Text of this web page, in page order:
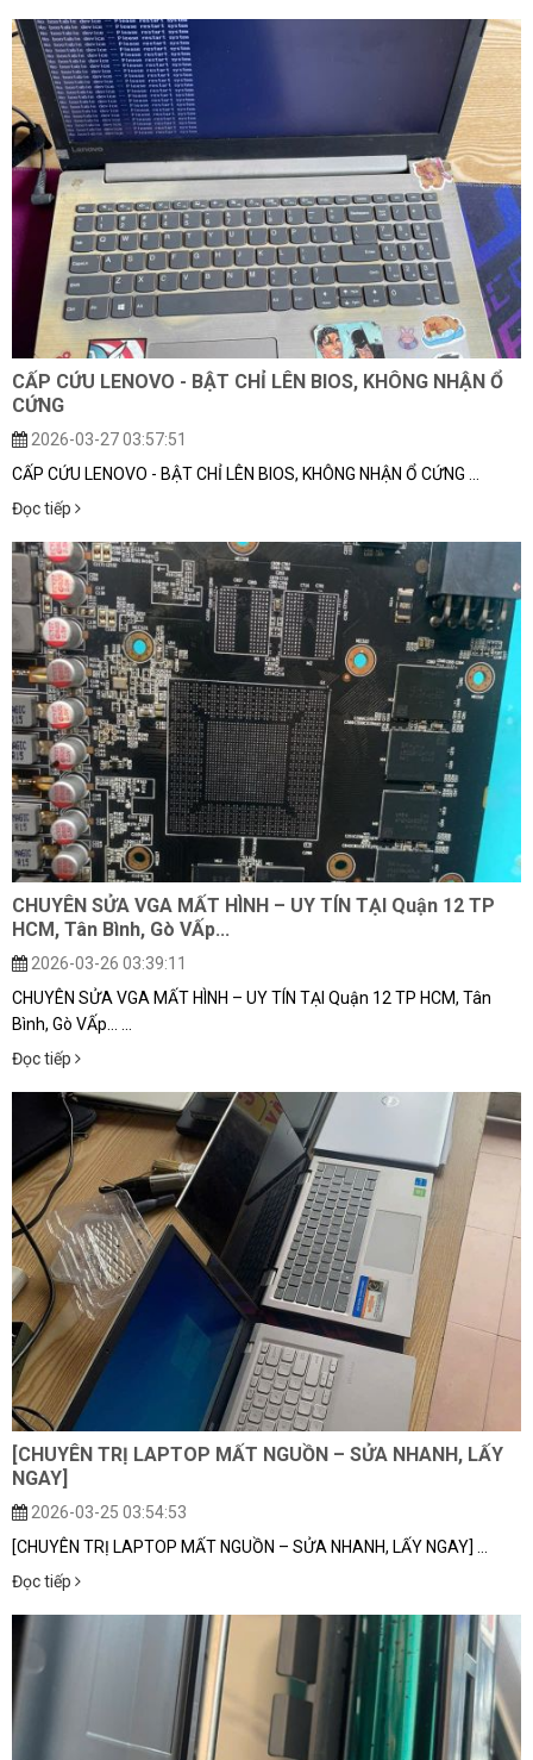
CẤP CỨU LENOVO - BẬT CHỈ LÊN BIOS, KHÔNG NHẬN Ổ
CỨNG
2026-03-27 03:57:51
CẤP CỨU LENOVO - BẬT CHỈ LÊN BIOS, KHÔNG NHẬN Ổ CỨNG ...
Đọc tiếp
CHUYÊN SỬA VGA MẤT HÌNH – UY TÍN TẠI Quận 12 TP
HCM, Tân Bình, Gò VẤp...
2026-03-26 03:39:11
CHUYÊN SỬA VGA MẤT HÌNH – UY TÍN TẠI Quận 12 TP HCM, Tân
Bình, Gò VẤp... ...
Đọc tiếp
[CHUYÊN TRỊ LAPTOP MẤT NGUỒN – SỬA NHANH, LẤY
NGAY]
2026-03-25 03:54:53
[CHUYÊN TRỊ LAPTOP MẤT NGUỒN – SỬA NHANH, LẤY NGAY] ...
Đọc tiếp